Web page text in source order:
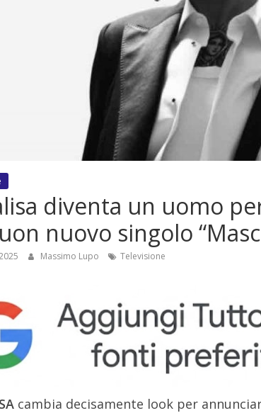
diventa un uomo
nuovo singolo
Massimo Lupo Televisione
cambia decisamente look per